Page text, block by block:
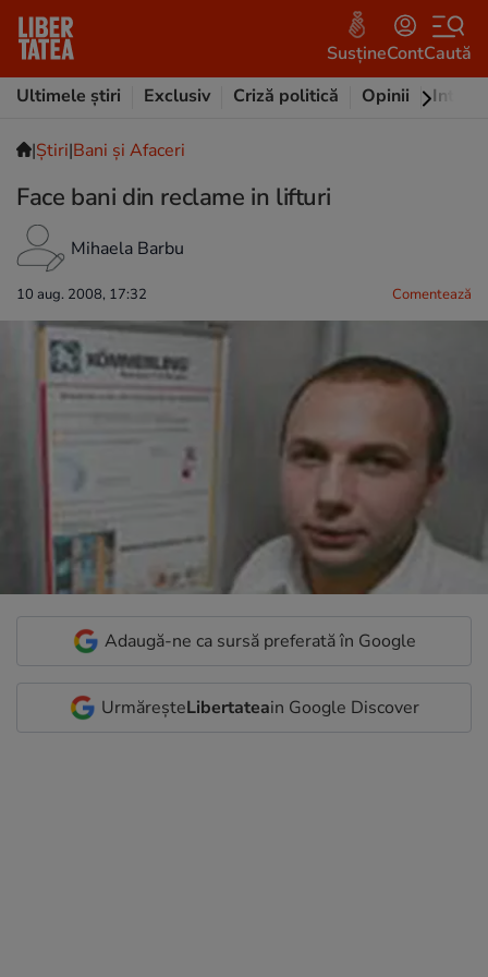
SusțineContCaută
Ultimele știri
Exclusiv Criză politică Opinii
|Ştiri|Bani și Afaceri
Face bani din reclame in lifturi
Mihaela Barbu
10 aug. 2008, 17:32 Comentează
Adaugă-ne ca sursă preferată în Google
UrmăreșteLibertateain Google Discover